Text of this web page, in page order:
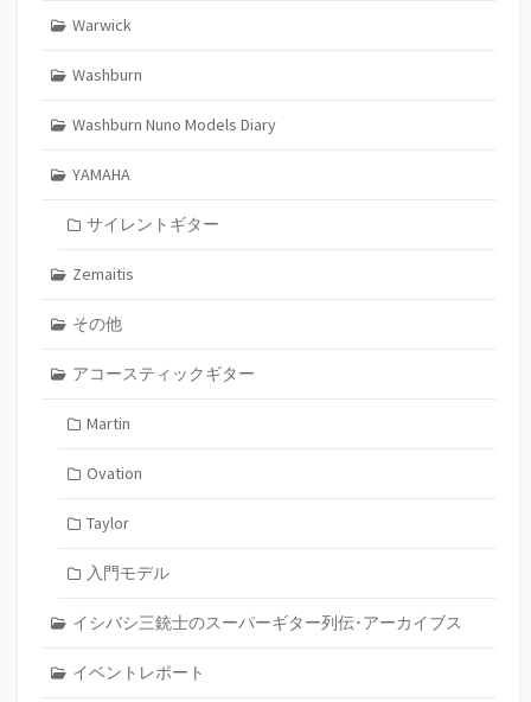
Warwick
Washburn
Washburn Nuno Models Diary
YAMAHA
サイレントギター
Zemaitis
その他
アコースティックギター
Martin
Ovation
Taylor
入門モデル
イシバシ三銃士のスーパーギター列伝･アーカイブス
イベントレポート